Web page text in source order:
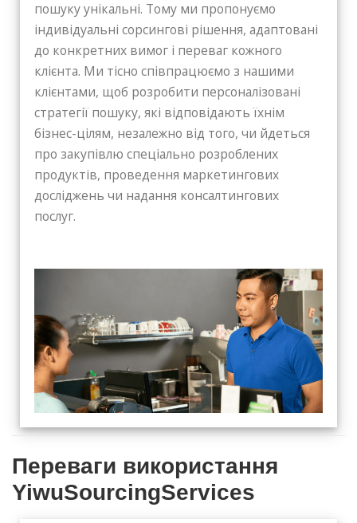
пошуку унікальні. Тому ми пропонуємо
індивідуальні сорсингові рішення, адаптовані
до конкретних вимог і переваг кожного
клієнта. Ми тісно співпрацюємо з нашими
клієнтами, щоб розробити персоналізовані
стратегії пошуку, які відповідають їхнім
бізнес-цілям, незалежно від того, чи йдеться
про закупівлю спеціально розроблених
продуктів, проведення маркетингових
досліджень чи надання консалтингових
послуг.
Переваги використання
YiwuSourcingServices